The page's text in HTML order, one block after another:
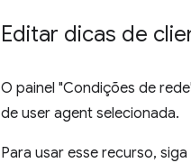
Editar dicas de
O painel "Condições de
de user agent selecionada.
Para usar esse recurso,